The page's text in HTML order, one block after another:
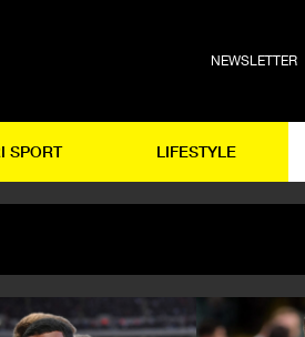
NEWSLETTER
SPORT LIFESTYLE